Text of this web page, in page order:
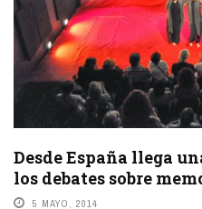
Desde España llega
los debates sobre
5 MAYO, 2014